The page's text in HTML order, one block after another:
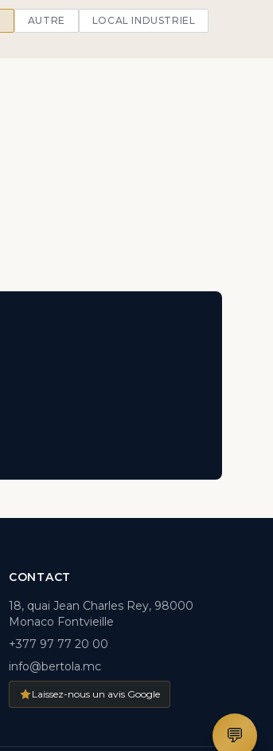
AUTRE LOCAL INDUSTRIEL
CONTACT
18, quai Jean Charles Rey, 98000
Monaco Fontvieille
+377 97 77 20 00
info@bertola.mc
Laissez-nous un avis Google
💬